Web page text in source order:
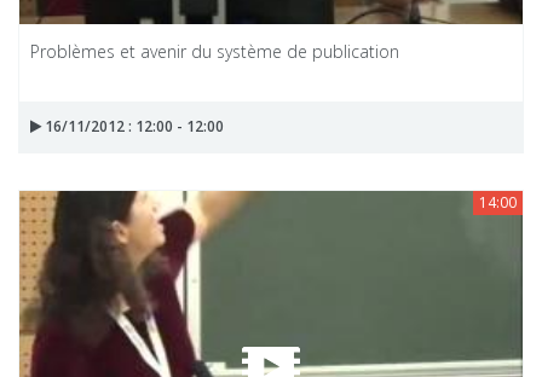
Problèmes et avenir du système de publication
16/11/2012 : 12:00 - 12:00
14:00